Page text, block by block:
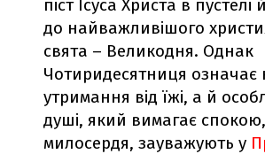
піст Ісуса Христа в пустелі
до найважливішого
свята – Великодня. Однак
Чотиридесятниця
утримання від їжі, а й
душі, який вимагає
милосердя, зауважують у